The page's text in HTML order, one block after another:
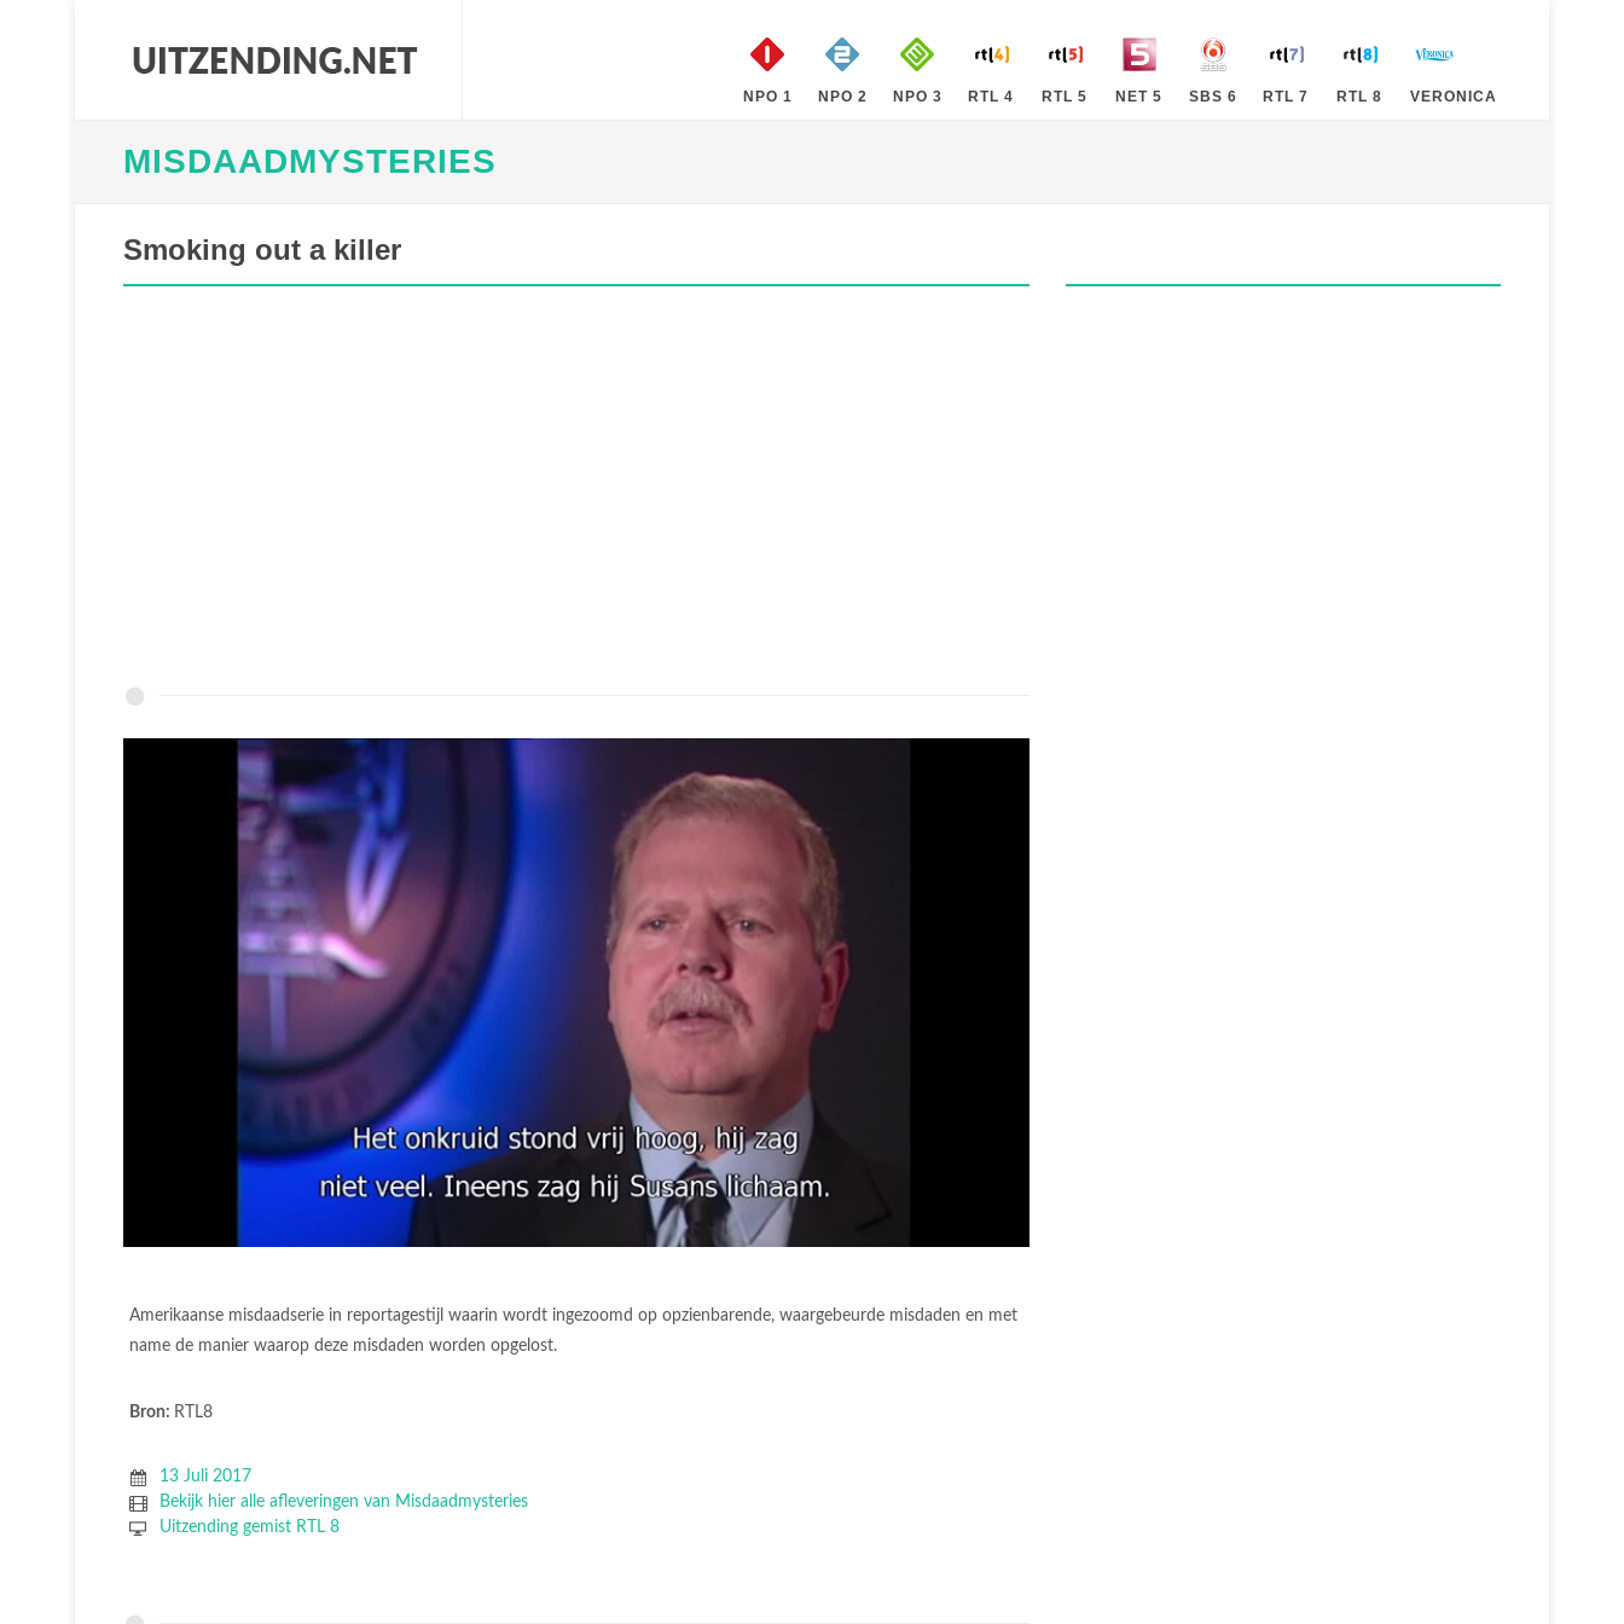
NPO 1 NPO 2 NPO 3 RTL 4 RTL 5 NET 5 SBS 6 RTL 7 RTL 8 VERONICA
MISDAADMYSTERIES
Smoking out a killer
Amerikaanse misdaadserie in reportagestijl waarin wordt ingezoomd op opzienbarende, waargebeurde misdaden en met
name de manier waarop deze misdaden worden opgelost.
Bron: RTL8
13 Juli 2017
Bekijk hier alle afleveringen van Misdaadmysteries
Uitzending gemist RTL 8